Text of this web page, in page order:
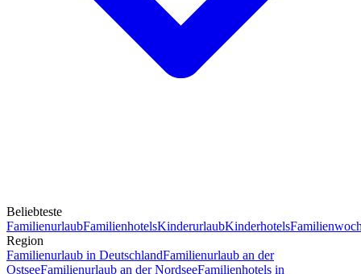
Beliebteste
FamilienurlaubFamilienhotelsKinderurlaubKinderhotels
Region
Familienurlaub in DeutschlandFamilienurlaub an der
OstseeFamilienurlaub an der NordseeFamilienhotels in